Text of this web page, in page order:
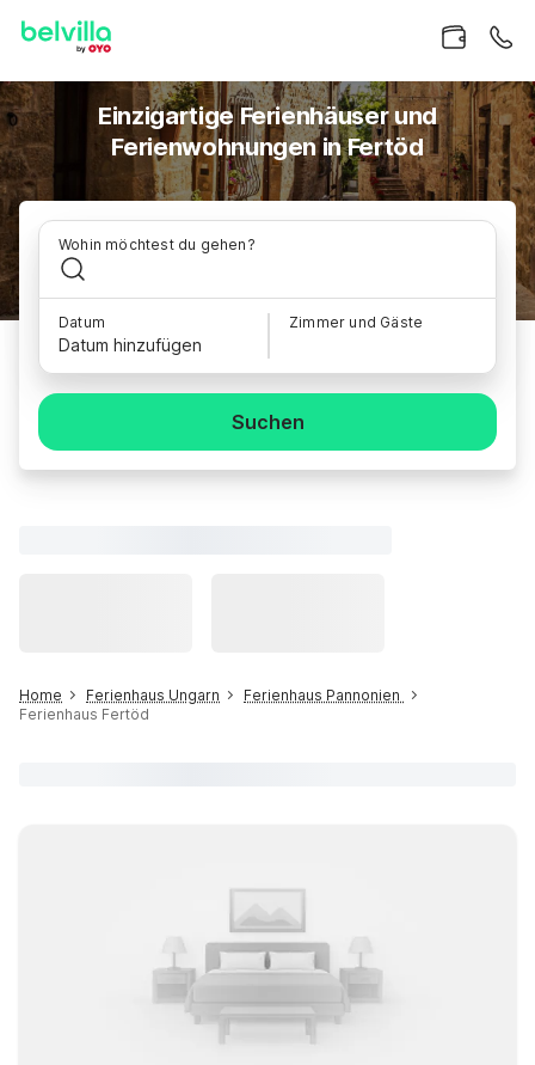
Einzigartige Ferienhäuser und
Ferienwohnungen in Fertöd
Wohin möchtest du gehen?
Datum
Datum hinzufügen
Zimmer und Gäste
Suchen
Home Ferienhaus Ungarn
Ferienhaus Pannonien
Ferienhaus Fertöd